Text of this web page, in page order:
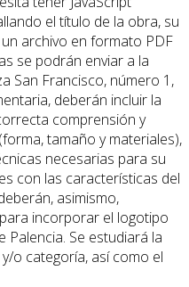
el título de la obra, su
archivo en formato PDF
se podrán enviar a la
San Francisco, número 1,
deberán incluir la
comprensión y
tamaño y materiales),
necesarias para su
con las características del
asimismo,
incorporar el logotipo
Palencia. Se estudiará la
o categoría, así como el